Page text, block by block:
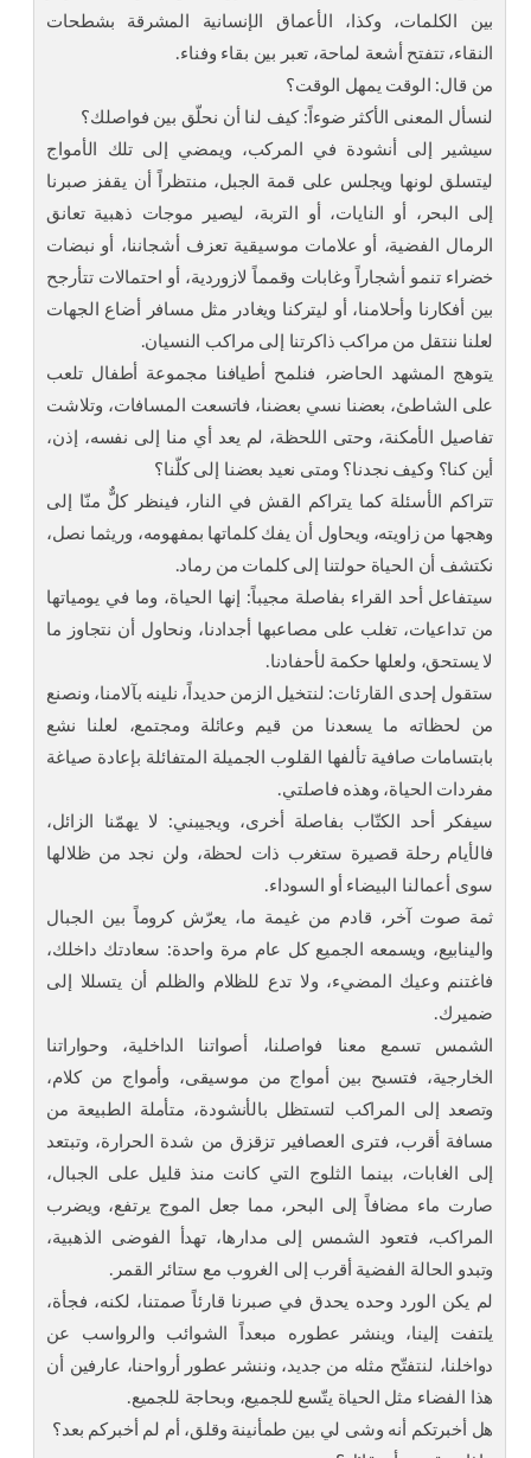
بين الكلمات، وكذا، الأعماق الإنسانية المشرقة بشطحات
النقاء، تتفتح أشعة لماحة، تعبر بين بقاء وفناء.
من قال: الوقت يمهل الوقت؟
لنسأل المعنى الأكثر ضوءاً: كيف لنا أن نحلّق بين فواصلك؟
سيشير إلى أنشودة في المركب، ويمضي إلى تلك الأمواج
ليتسلق لونها ويجلس على قمة الجبل، منتظراً أن يقفز صبرنا
إلى البحر، أو النايات، أو التربة، ليصير موجات ذهبية تعانق
الرمال الفضية، أو علامات موسيقية تعزف أشجاننا، أو نبضات
خضراء تنمو أشجاراً وغابات وقمماً لازوردية، أو احتمالات تتأرجح
بين أفكارنا وأحلامنا، أو ليتركنا ويغادر مثل مسافر أضاع الجهات
لعلنا ننتقل من مراكب ذاكرتنا إلى مراكب النسيان.
يتوهج المشهد الحاضر، فنلمح أطيافنا مجموعة أطفال تلعب
على الشاطئ، بعضنا نسي بعضنا، فاتسعت المسافات، وتلاشت
تفاصيل الأمكنة، وحتى اللحظة، لم يعد أي منا إلى نفسه، إذن،
أين كنا؟ وكيف نجدنا؟ ومتى نعيد بعضنا إلى كلّنا؟
تتراكم الأسئلة كما يتراكم القش في النار، فينظر كلٌّ منّا إلى
وهجها من زاويته، ويحاول أن يفك كلماتها بمفهومه، وريثما نصل،
نكتشف أن الحياة حولتنا إلى كلمات من رماد.
سيتفاعل أحد القراء بفاصلة مجيباً: إنها الحياة، وما في يومياتها
من تداعيات، تغلب على مصاعبها أجدادنا، ونحاول أن نتجاوز ما
لا يستحق، ولعلها حكمة لأحفادنا.
ستقول إحدى القارئات: لنتخيل الزمن حديداً، نلينه بآلامنا، ونصنع
من لحظاته ما يسعدنا من قيم وعائلة ومجتمع، لعلنا نشع
بابتسامات صافية تألفها القلوب الجميلة المتفائلة بإعادة صياغة
مفردات الحياة، وهذه فاصلتي.
سيفكر أحد الكتّاب بفاصلة أخرى، ويجيبني: لا يهمّنا الزائل،
فالأيام رحلة قصيرة ستغرب ذات لحظة، ولن نجد من ظلالها
سوى أعمالنا البيضاء أو السوداء.
ثمة صوت آخر، قادم من غيمة ما، يعرّش كروماً بين الجبال
والينابيع، ويسمعه الجميع كل عام مرة واحدة: سعادتك داخلك،
فاغتنم وعيك المضيء، ولا تدع للظلام والظلم أن يتسللا إلى
ضميرك.
الشمس تسمع معنا فواصلنا، أصواتنا الداخلية، وحواراتنا
الخارجية، فتسبح بين أمواج من موسيقى، وأمواج من كلام،
وتصعد إلى المراكب لتستظل بالأنشودة، متأملة الطبيعة من
مسافة أقرب، فترى العصافير تزقزق من شدة الحرارة، وتبتعد
إلى الغابات، بينما الثلوج التي كانت منذ قليل على الجبال،
صارت ماء مضافاً إلى البحر، مما جعل الموج يرتفع، ويضرب
المراكب، فتعود الشمس إلى مدارها، تهدأ الفوضى الذهبية،
وتبدو الحالة الفضية أقرب إلى الغروب مع ستائر القمر.
لم يكن الورد وحده يحدق في صبرنا قارئاً صمتنا، لكنه، فجأة،
يلتفت إلينا، وينشر عطوره مبعداً الشوائب والرواسب عن
دواخلنا، لنتفتّح مثله من جديد، وننشر عطور أرواحنا، عارفين أن
هذا الفضاء مثل الحياة يتّسع للجميع، وبحاجة للجميع.
هل أخبرتكم أنه وشى لي بين طمأنينة وقلق، أم لم أخبركم بعد؟